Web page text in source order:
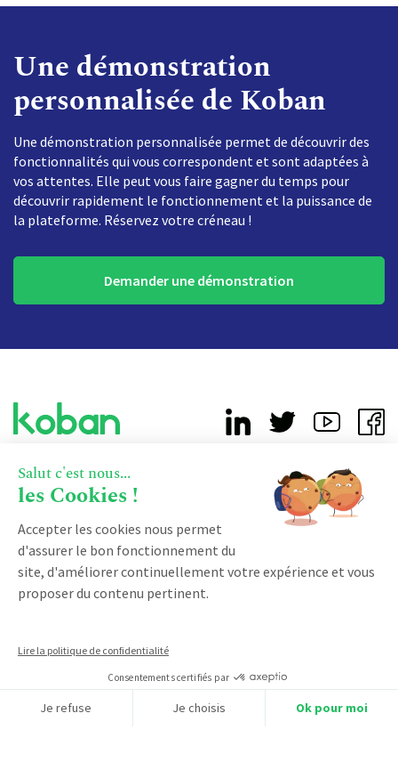
Une démonstration
personnalisée de Koban
Une démonstration personnalisée permet de découvrir des
fonctionnalités qui vous correspondent et sont adaptées à
vos attentes. Elle peut vous faire gagner du temps pour
découvrir rapidement le fonctionnement et la puissance de
la plateforme. Réservez votre créneau !
Demander une démonstration
À PROPOS
Pourquoi nous choisir ?
Notre accompagnement
Qui sommes-nous ?
PRODUIT
Salut c'est nous...
les Cookies !
Accepter les cookies nous permet
d'assurer le bon fonctionnement du
site, d'améliorer continuellement votre expérience et vous
proposer du contenu pertinent.
Lire la politique de confidentialité
Consentements certifiés par
Je refuse Je choisis Ok pour moi